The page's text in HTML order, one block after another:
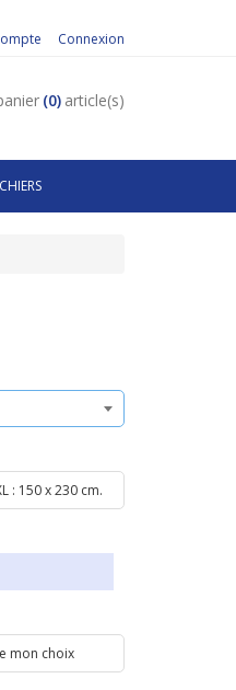
Connexion
(0) article(s)
: 150 x 230 cm.
mon choix